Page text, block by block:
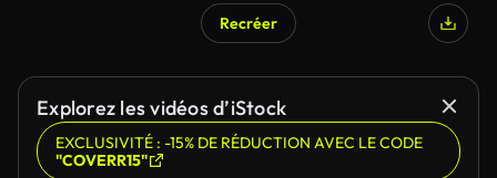
Recréer
Explorez les vidéos d’iStock
EXCLUSIVITÉ : -15% DE RÉDUCTION AVEC LE CODE
"COVERR15"